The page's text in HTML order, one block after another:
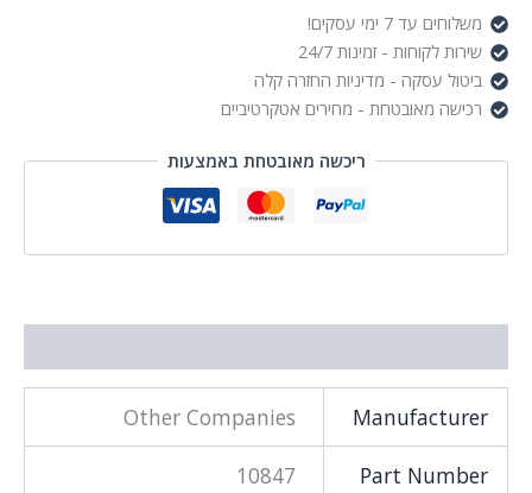
משלוחים עד 7 ימי עסקים!
שירות לקוחות - זמינות 24/7
ביטול עסקה - מדיניות החזרה קלה
רכישה מאובטחת - מחירים אטקרטיביים
ריכשה מאובטחת באמצעות
Manufacturer
Other Companies
Part Number
10847